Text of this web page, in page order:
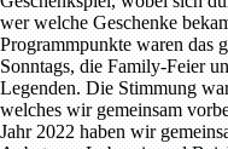
wer welche Geschenke
Programmpunkte waren das
Sonntags, die Family-Feier
Legenden. Die Stimmung
welches wir gemeinsam
Jahr 2022 haben wir